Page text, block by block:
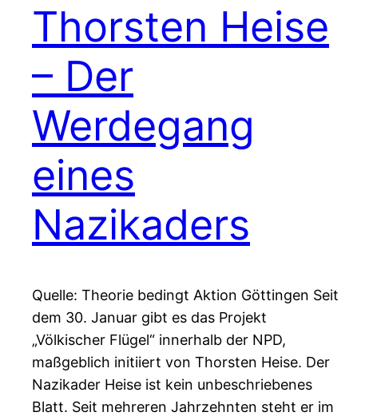
Thorsten Heise
– Der
Werdegang
eines
Nazikaders
Quelle: Theorie bedingt Aktion Göttingen Seit
dem 30. Januar gibt es das Projekt
„Völkischer Flügel“ innerhalb der NPD,
maßgeblich initiiert von Thorsten Heise. Der
Nazikader Heise ist kein unbeschriebenes
Blatt. Seit mehreren Jahrzehnten steht er im